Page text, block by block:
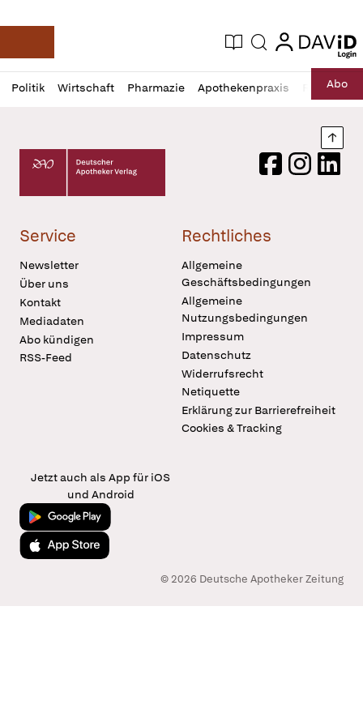
Deutsche Apotheker Zeitung
Aktuelle Ausgabe
Suche login
login
Politik Wirtschaft Pharmazie Apothekenpraxis RechtAbo
Profil
öffnen
Daz
Pur
Deutscher Apotheker Verlag Logo
FacebookInstagram
Service
Newsletter
Über uns
Kontakt
Mediadaten
Abo kündigen
RSS-Feed
Rechtliches
Allgemeine
Geschäftsbedingungen
Allgemeine
Nutzungsbedingungen
Impressum
Datenschutz
Widerrufsrecht
Netiquette
Erklärung zur Barrierefreiheit
Cookies & Tracking
Jetzt auch als App für iOS
und Android
Jetzt bei Google Play
Laden im App Store
© 2026 Deutsche Apotheker Zeitung